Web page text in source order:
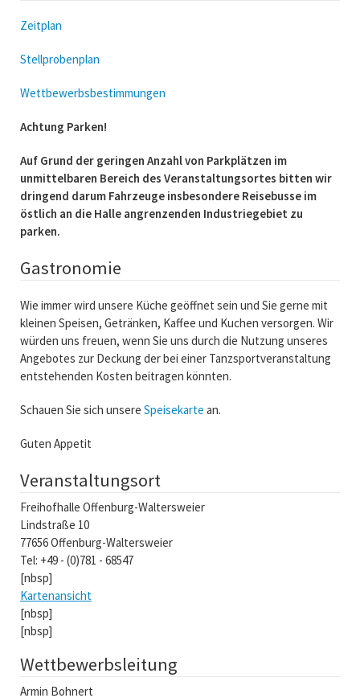
Zeitplan
Stellprobenplan
Wettbewerbsbestimmungen
Achtung Parken!
Auf Grund der geringen Anzahl von Parkplätzen im
unmittelbaren Bereich des Veranstaltungsortes bitten wir
dringend darum Fahrzeuge insbesondere Reisebusse im
östlich an die Halle angrenzenden Industriegebiet zu
parken.
Gastronomie
Wie immer wird unsere Küche geöffnet sein und Sie gerne mit
kleinen Speisen, Getränken, Kaffee und Kuchen versorgen. Wir
würden uns freuen, wenn Sie uns durch die Nutzung unseres
Angebotes zur Deckung der bei einer Tanzsportveranstaltung
entstehenden Kosten beitragen könnten.
Schauen Sie sich unsere Speisekarte an.
Guten Appetit
Veranstaltungsort
Freihofhalle Offenburg-Waltersweier
Lindstraße 10
77656 Offenburg-Waltersweier
Tel: +49 - (0)781 - 68547
[nbsp]
Kartenansicht
[nbsp]
[nbsp]
Wettbewerbsleitung
Armin Bohnert